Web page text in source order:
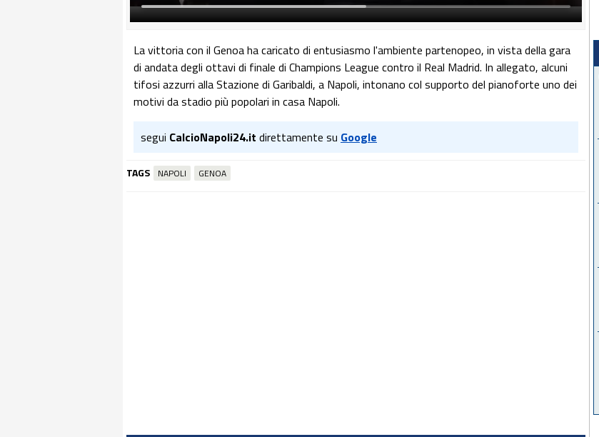
La vittoria con il Genoa ha caricato di entusiasmo l'ambiente partenopeo, in vista della gara
di andata degli ottavi di finale di Champions League contro il Real Madrid. In allegato, alcuni
tifosi azzurri alla Stazione di Garibaldi, a Napoli, intonano col supporto del pianoforte uno dei
motivi da stadio più popolari in casa Napoli.
segui CalcioNapoli24.it direttamente su Google
TAGS NAPOLI GENOA